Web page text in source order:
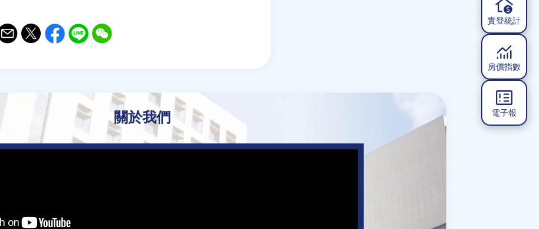
關於我們
實登統計
房價指數
電子報